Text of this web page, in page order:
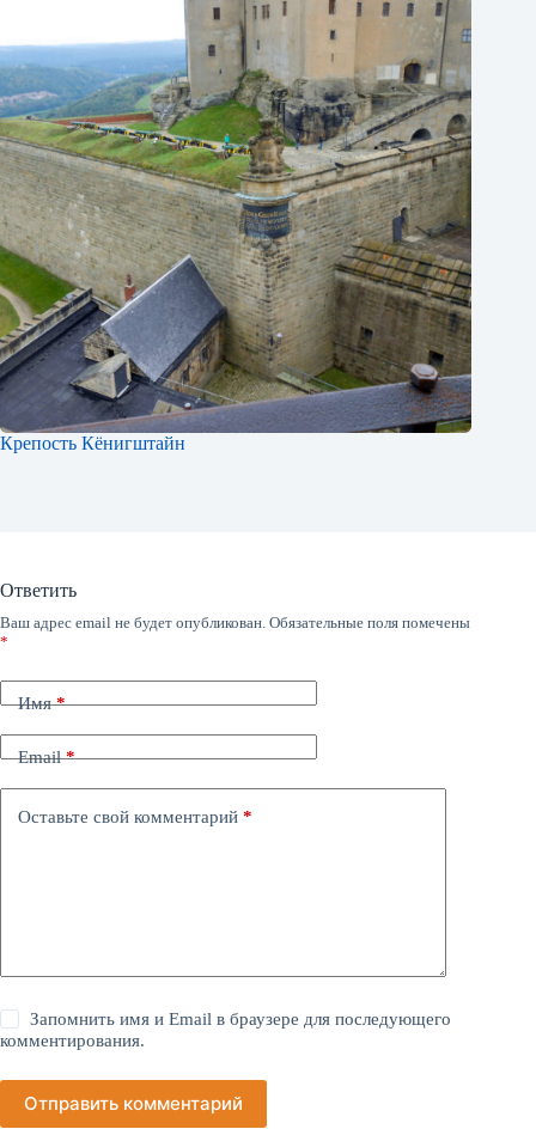
Крепость Кёнигштайн
Ответить
Ваш адрес email не будет опубликован. Обязательные поля помечены
*
Имя*
Email*
Оставьте свой комментарий *
Запомнить имя и Email в браузере для последующего
комментирования.
Отправить комментарий